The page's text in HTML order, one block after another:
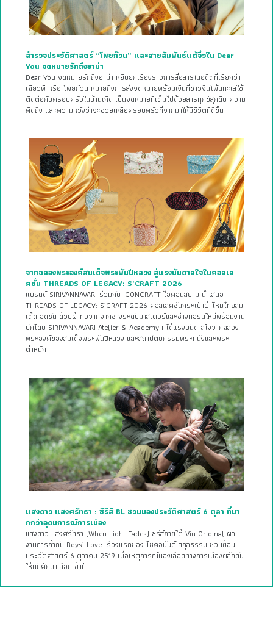
สำรวจประวัติศาสตร์ “โพยก๊วน” และสายสัมพันธ์แต้จิ๋วใน Dear
You จดหมายรักถึงอาม่า
Dear You จดหมายรักถึงอาม่า หยิบยกเรื่องราวการสื่อสารในอดีตที่เรียกว่า
เฉียวพี หรือ โพยก๊วน หมายถึงการส่งจดหมายพร้อมเงินที่ชาวจีนโพ้นทะเลใช้
ติดต่อกับครอบครัวในบ้านเกิด เป็นจดหมายที่เต็มไปด้วยสารทุกข์สุกดิบ ความ
คิดถึง และความหวังว่าจะช่วยเหลือครอบครัวที่จากมาให้มีชีวิตที่ดีขึ้น
จากฉลองพระองค์สมเด็จพระพันปีหลวง สู่แรงบันดาลใจในคอลเล
คชั่น THREADS OF LEGACY: S’CRAFT 2026
แบรนด์ SIRIVANNAVARI ร่วมกับ ICONCRAFT ไอคอนสยาม นำเสนอ
THREADS OF LEGACY: S’CRAFT 2026 คอลเลคชั่นกระเป๋าผ้าไหมไทยลิมิ
เต็ด อิดิชัน ด้วยผ้าทอจากจากช่างระดับมาสเตอร์และช่างทอรุ่นใหม่พร้อมงาน
ปักโดย SIRIVANNAVARI Atelier & Academy ที่ได้แรงบันดาลใจจากฉลอง
พระองค์ของสมเด็จพระพันปีหลวง และสถาปัตยกรรมพระที่นั่งและพระ
ตำหนัก
แสงดาว แสงศรัทธา : ซีรีส์ BL ชวนมองประวัติศาสตร์ 6 ตุลา ที่มา
กกว่าอุดมการณ์การเมือง
แสงดาว แสงศรัทธา (When Light Fades) ซีรีส์ภายใต้ Viu Original ผล
งานการกำกับ Boys’ Love เรื่องแรกของ โชคอนันต์ สกุลธรรม ชวนย้อน
ประวัติศาสตร์ 6 ตุลาคม 2519 เมื่อเหตุการณ์นองเลือดทางการเมืองผลักดัน
ให้นักศึกษาเลือกเข้าป่า